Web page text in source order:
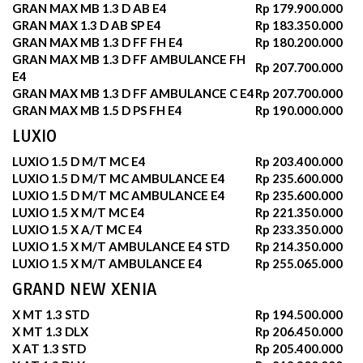
GRAN MAX MB 1.3 D AB E4
Rp 179.900.000
GRAN MAX 1.3 D AB SP E4
Rp 183.350.000
GRAN MAX MB 1.3 D FF FH E4
Rp 180.200.000
GRAN MAX MB 1.3 D FF AMBULANCE FH
E4
Rp 207.700.000
GRAN MAX MB 1.3 D FF AMBULANCE C E4Rp 207.700.000
GRAN MAX MB 1.5 D PS FH E4
Rp 190.000.000
LUXIO
LUXIO 1.5 D M/T MC E4
Rp 203.400.000
LUXIO 1.5 D M/T MC AMBULANCE E4
Rp 235.600.000
LUXIO 1.5 D M/T MC AMBULANCE E4
Rp 235.600.000
LUXIO 1.5 X M/T MC E4
Rp 221.350.000
LUXIO 1.5 X A/T MC E4
Rp 233.350.000
LUXIO 1.5 X M/T AMBULANCE E4 STD
Rp 214.350.000
LUXIO 1.5 X M/T AMBULANCE E4
Rp 255.065.000
GRAND NEW XENIA
X MT 1.3 STD
Rp 194.500.000
X MT 1.3 DLX
Rp 206.450.000
X AT 1.3 STD
Rp 205.400.000